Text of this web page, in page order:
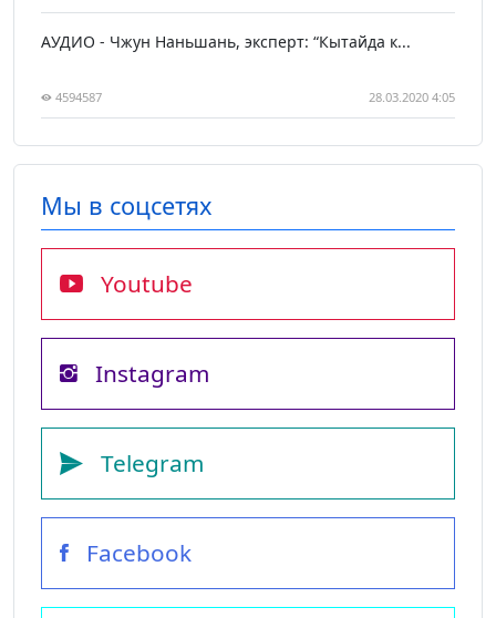
АУДИО - Чжун Наньшань, эксперт: “Кытайда к...
4594587 28.03.2020 4:05
Мы в соцсетях
Youtube
Instagram
Telegram
Facebook